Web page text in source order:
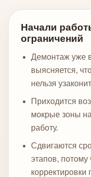
Начали
ограничений
Демонтаж уже
выясняется,
нельзя
Приходится
мокрые зоны
работу.
Сдвигаются
этапов, потому
корректировки